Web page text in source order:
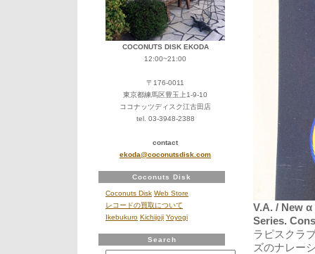
V.A. / New
Series.
ラピスクラ
ズのナレー
COCONUTS DISK EKODA
12:00~21:00
〒176-0011
東京都練馬区豊玉上1-9-10
ココナッツディスク江古田店
tel. 03-3948-2388
contact
ekoda@coconutsdisk.com
Coconuts Disk
Coconuts Disk Web Store
レコードの買取について
Ikebukuro Kichijoji Yoyogi
Search